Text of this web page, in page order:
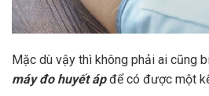
Mặc dù vậy thì không phải ai cũng
máy đo huyết ápđể có được một